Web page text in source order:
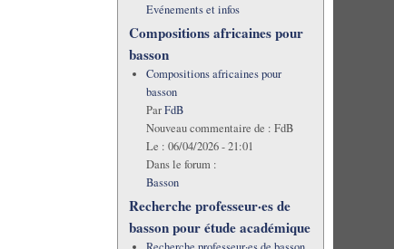
Evénements et infos
Compositions africaines pour
basson
Compositions africaines pour
basson
ParFdB
Nouveau commentaire de : FdB
Le : 06/04/2026 - 21:01
Dans le forum :
Basson
Recherche professeur·es de
basson pour étude académique